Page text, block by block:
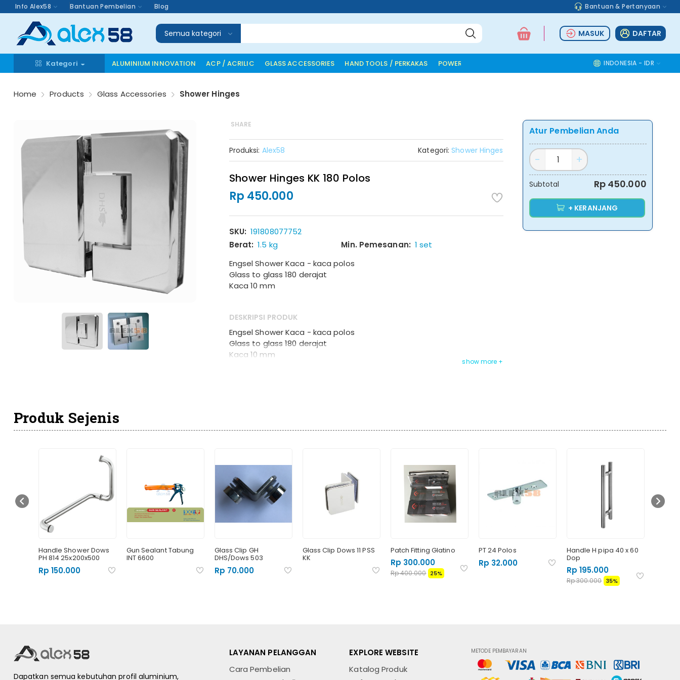
Info Alex58 Bantuan Pembelian Blog Bantuan & Pertanyaan
Semua kategori MASUK DAFTAR
Kategori ALUMINIUM INNOVATION ACP / ACRILIC GLASS ACCESSORIES HAND TOOLS / PERKAKAS POWER TOOLS SAFETY TOOLS
INDONESIA - IDR
Home Products Glass Accessories Shower Hinges
SHARE
Produksi: Alex58 Kategori:Shower Hinges
Shower Hinges KK 180 Polos
Rp 450.000
SKU: 191808077752
Berat: 1.5 kg Min. Pemesanan: 1 set
Engsel Shower Kaca - kaca polos
Glass to glass 180 derajat
Kaca 10 mm
DESKRIPSI PRODUK
Engsel Shower Kaca - kaca polos
Glass to glass 180 derajat
Kaca 10 mm
Atur Pembelian Anda
Subtotal Rp 450.000
+ KERANJANG
Produk Sejenis
Handle Shower Dows
PH 814 25x200x500
Rp 150.000
Gun Sealant Tabung
INT 6600
Glass Clip GH
DHS/Dows 503
Rp 70.000
Glass Clip Dows 11 PSS
KK
Patch Fitting Glatino
Rp 300.000
Rp 400.000 25%
PT 24 Polos
Rp 32.000
Handle H pipa 40 x 60
Dop
Rp 195.000
Rp 300.000 35%
Dapatkan semua kebutuhan profil aluminium,
LAYANAN PELANGGAN
Cara Pembelian
EXPLORE WEBSITE
Katalog Produk
METODE PEMBAYARAN